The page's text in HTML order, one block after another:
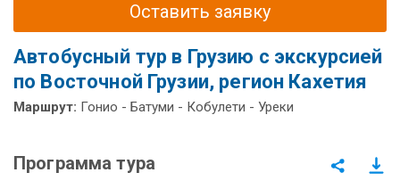
Оставить заявку
Автобусный тур в Грузию с экскурсией
по Восточной Грузии, регион Кахетия
Маршрут: Гонио - Батуми - Кобулети - Уреки
Программа тура